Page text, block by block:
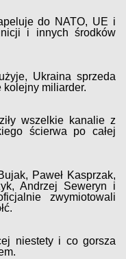
do NATO, UE i
i innych środków
Ukraina sprzeda
miliarder.
wszelkie kanalie z
ścierwa po całej
Paweł Kasprzak,
Andrzej Seweryn i
zwymiotowali
niestety i co gorsza